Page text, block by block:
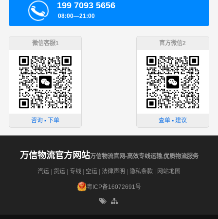
199 7093 5656
08:00—21:00
微信客服1
咨询 ▪ 下单
官方微信2
查单 ▪ 建议
万信物流官方网站万信物流官网-高效专线运输,优质物流服务
汽运 货运 专线 空运 法律声明 隐私条款 网站地图
粤ICP备16072691号